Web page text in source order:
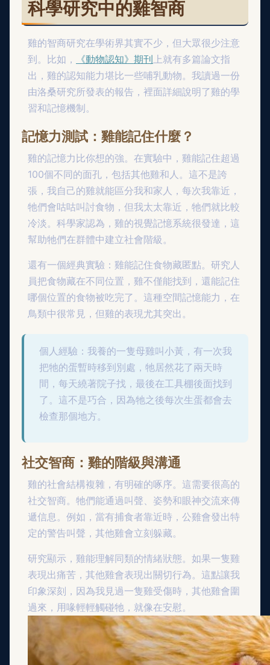
科學研究中的雞智商
雞的智商研究在學術界其實不少，但大眾很少注意
到。比如，
《動物認知》期刊上就有多篇論文指
出，雞的認知能力堪比一些哺乳動物。我讀過一份
由洛桑研究所發表的報告，裡面詳細說明了雞的學
習和記憶機制。
記憶力測試：雞能記住什麼？
雞的記憶力比你想的強。在實驗中，雞能記住超過
100個不同的面孔，包括其他雞和人。這不是誇
張，我自己的雞就能區分我和家人，每次我靠近，
牠們會咕咕叫討食物，但我太太靠近，牠們就比較
冷淡。科學家認為，雞的視覺記憶系統很發達，這
幫助牠們在群體中建立社會階級。
還有一個經典實驗：雞能記住食物藏匿點。研究人
員把食物藏在不同位置，雞不僅能找到，還能記住
哪個位置的食物被吃完了。這種空間記憶能力，在
鳥類中很常見，但雞的表現尤其突出。
個人經驗：我養的一隻母雞叫小黃，有一次我
把牠的蛋暫時移到別處，牠居然花了兩天時
間，每天繞著院子找，最後在工具棚後面找到
了。這不是巧合，因為牠之後每次生蛋都會去
檢查那個地方。
社交智商：雞的階級與溝通
雞的社會結構複雜，有明確的啄序。這需要很高的
社交智商。牠們能通過叫聲、姿勢和眼神交流來傳
遞信息。例如，當有捕食者靠近時，公雞會發出特
定的警告叫聲，其他雞會立刻躲藏。
研究顯示，雞能理解同類的情緒狀態。如果一隻雞
表現出痛苦，其他雞會表現出關切行為。這點讓我
印象深刻，因為我見過一隻雞受傷時，其他雞會圍
過來，用喙輕輕觸碰牠，就像在安慰。